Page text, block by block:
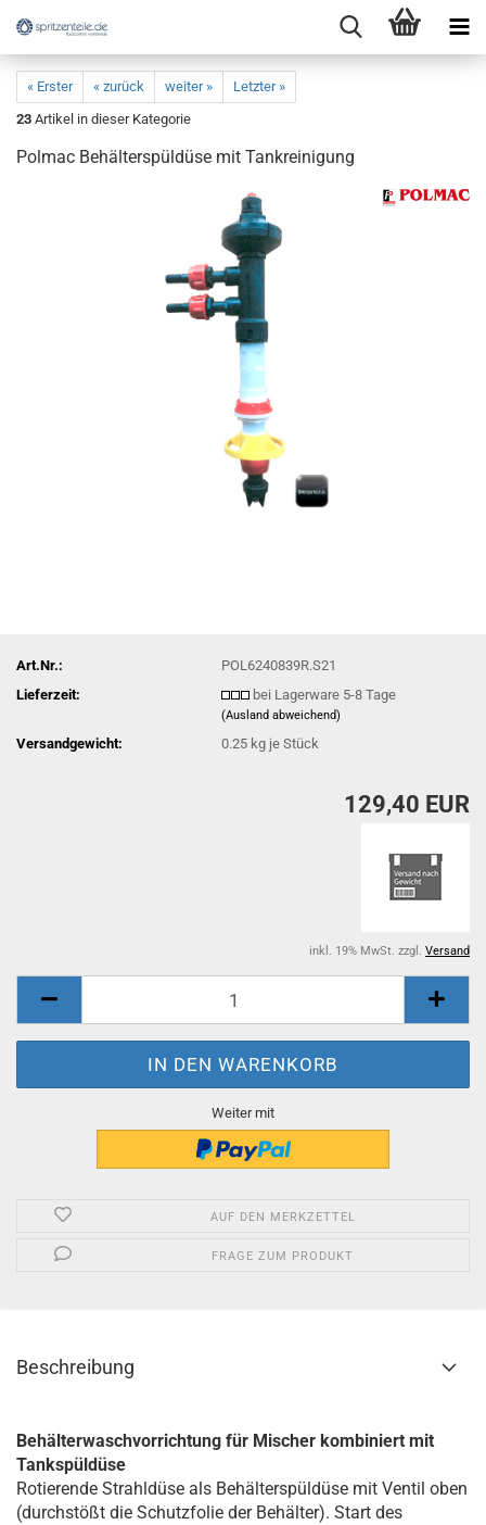
« Erster « zurück weiter »
Letzter »
23 Artikel in dieser Kategorie
Polmac Behälterspüldüse mit Tankreinigung
Art.Nr.:
POL6240839R.S21
Lieferzeit:
bei Lagerware 5-8 Tage
(Ausland abweichend)
Versandgewicht: 0.25 kg je Stück
129,40 EUR
inkl. 19% MwSt. zzgl. Versand
Weiter mit
AUF DEN MERKZETTEL
FRAGE ZUM PRODUKT
Beschreibung
Behälterwaschvorrichtung für Mischer kombiniert mit
Tankspüldüse
Rotierende Strahldüse als Behälterspüldüse mit Ventil oben
(durchstößt die Schutzfolie der Behälter). Start des